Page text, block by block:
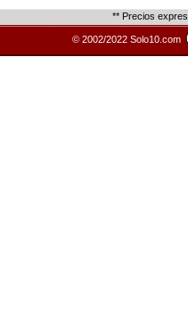
** Precios
© 2002/2022 Solo10.com